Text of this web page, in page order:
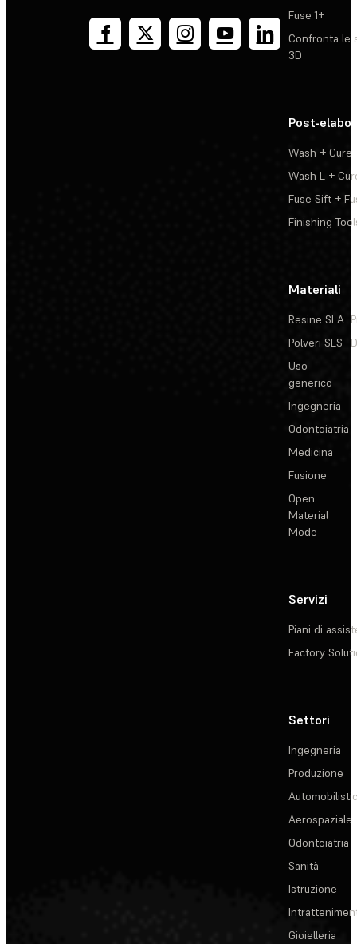
Fuse 1+
Confronta le
3D
Post-
Wash + Cure
Wash L +
Fuse Sift +
Finishing
Materiali
Resine SLA
Polveri SLS
Uso
generico
Ingegneria
Odontoiatria
Medicina
Fusione
Open
Material
Mode
Servizi
Piani di
Factory
Settori
Ingegneria
Produzione
Aerospaziale
Odontoiatria
Sanità
Istruzione
Gioielleria